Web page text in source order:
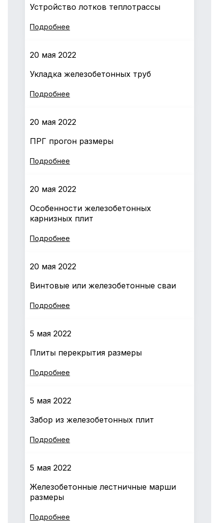
Устройство лотков теплотрассы
Подробнее
20 мая 2022
Укладка железобетонных труб
Подробнее
20 мая 2022
ПРГ прогон размеры
Подробнее
20 мая 2022
Особенности железобетонных
карнизных плит
Подробнее
20 мая 2022
Винтовые или железобетонные сваи
Подробнее
5 мая 2022
Плиты перекрытия размеры
Подробнее
5 мая 2022
Забор из железобетонных плит
Подробнее
5 мая 2022
Железобетонные лестничные марши
размеры
Подробнее